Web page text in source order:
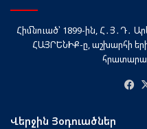
Հիմնուած՝ 1899-ին, Հ․Յ․Դ․
ՀԱՅՐԵՆԻՔ-ը, աշխարհի
Վերջին Յօդուածներ